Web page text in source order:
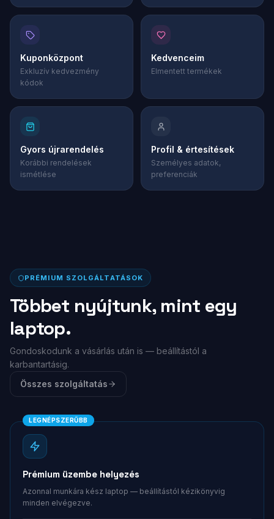
Kuponközpont
Exkluzív kedvezmény
kódok
Kedvenceim
Elmentett termékek
Gyors újrarendelés
Korábbi rendelések
ismétlése
Profil & értesítések
Személyes adatok,
preferenciák
PRÉMIUM SZOLGÁLTATÁSOK
Többet nyújtunk,mint egy
laptop.
Gondoskodunk a vásárlás után is — beállítástól a
karbantartásig.
Összes szolgáltatás
LEGNÉPSZERŰBB
Prémium üzembe helyezés
Azonnal munkára kész laptop — beállítástól kézikönyvig
minden elvégezve.